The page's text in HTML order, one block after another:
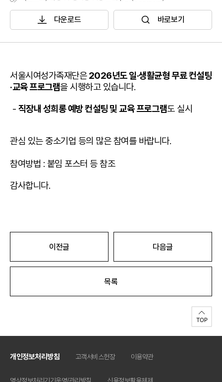
다운로드 바로보기
서울시여성가족재단은2026년도일·생활균형 무료 컨설팅
·교육 프로그램을 시행하고 있습니다.
- 직장내 성희롱 예방 컨설팅 및 교육 프로그램도 실시
관심 있는 중소기업 등의 많은 참여를 바랍니다.
참여방법 : 붙임 포스터 등 참조
감사합니다.
이전글 다음글
목록
개인정보처리방침 고객서비스헌장 이용약관